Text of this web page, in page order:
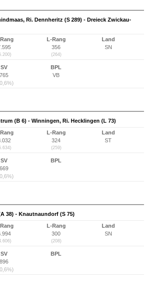
Ri. Dennheritz (S 289) - Dreieck Zwickau-
L-Rang
356
(264)
Land
SN
SV
765
BPL
VB
(B 6) - Winningen, Ri. Hecklingen (L 73)
L-Rang
324
(259)
Land
ST
SV
669
BPL
38) - Knautnaundorf (S 75)
L-Rang
300
(208)
Land
SN
SV
896
BPL